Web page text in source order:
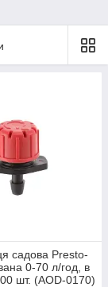
садова Presto-
0-70 л/год, в
шт. (AOD-0170)